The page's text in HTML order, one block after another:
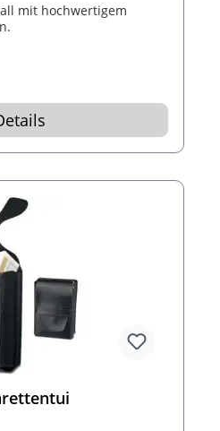
mit hochwertigem